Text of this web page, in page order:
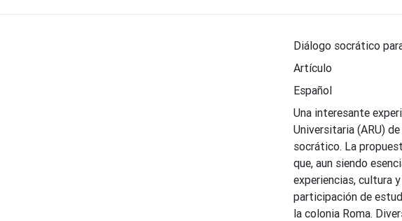
Diálogo socrático
Artículo
Español
Una interesante
Universitaria (ARU)
socrático. La
que, aun siendo
experiencias, cultura
participación de
la colonia Roma.